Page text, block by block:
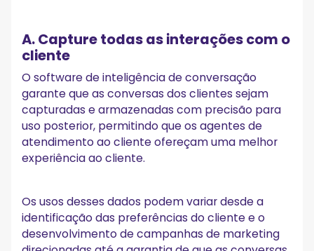
A. Capture todas as interações com o
cliente
O software de inteligência de conversação
garante que as conversas dos clientes sejam
capturadas e armazenadas com precisão para
uso posterior, permitindo que os agentes de
atendimento ao cliente ofereçam uma melhor
experiência ao cliente.
Os usos desses dados podem variar desde a
identificação das preferências do cliente e o
desenvolvimento de campanhas de marketing